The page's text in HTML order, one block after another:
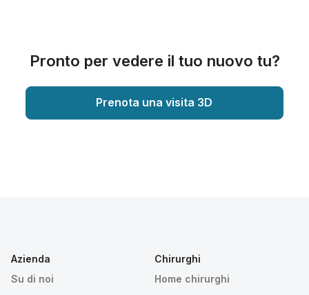
Pronto per vedere il tuo nuovo tu?
Prenota una visita 3D
Azienda
Su di noi
Chirurghi
Home chirurghi